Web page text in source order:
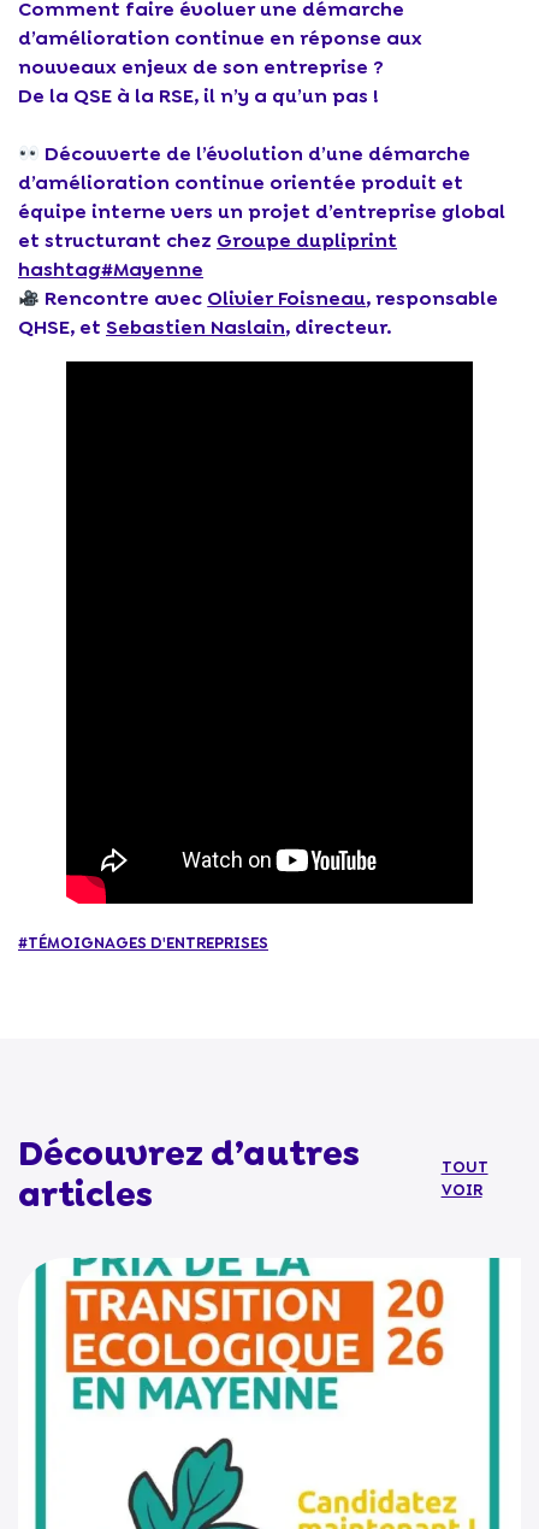
Comment faire évoluer une démarche
d’amélioration continue en réponse aux
nouveaux enjeux de son entreprise ?
De la QSE à la RSE, il n’y a qu’un pas !
Découverte de l’évolution d’une démarche
d’amélioration continue orientée produit et
équipe interne vers un projet d’entreprise global
et structurant chez Groupe dupliprint
hashtag#Mayenne
Rencontre avec Olivier Foisneau, responsable
QHSE, et Sebastien Naslain, directeur.
#TÉMOIGNAGES D'ENTREPRISES
Découvrez d’autres
articles
TOUT
VOIR